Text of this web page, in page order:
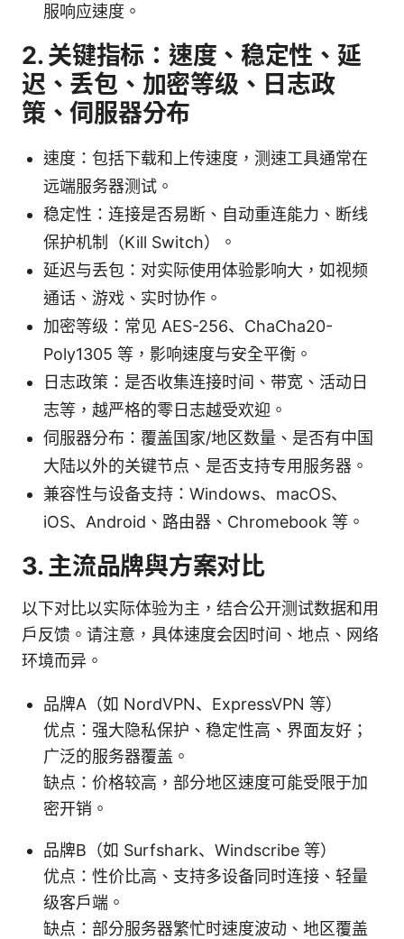
服响应速度。
2. 关键指标：速度、稳定性、延
迟、丢包、加密等级、日志政
策、伺服器分布
速度：包括下载和上传速度，测速工具通常在
远端服务器测试。
稳定性：连接是否易断、自动重连能力、断线
保护机制（Kill Switch）。
延迟与丢包：对实际使用体验影响大，如视频
通话、游戏、实时协作。
加密等级：常见 AES-256、ChaCha20-
Poly1305 等，影响速度与安全平衡。
日志政策：是否收集连接时间、带宽、活动日
志等，越严格的零日志越受欢迎。
伺服器分布：覆盖国家/地区数量、是否有中国
大陆以外的关键节点、是否支持专用服务器。
兼容性与设备支持：Windows、macOS、
iOS、Android、路由器、Chromebook 等。
3. 主流品牌與方案对比
以下对比以实际体验为主，结合公开测试数据和用
户反馈。请注意，具体速度会因时间、地点、网络
环境而异。
品牌A（如 NordVPN、ExpressVPN 等）
优点：强大隐私保护、稳定性高、界面友好；
广泛的服务器覆盖。
缺点：价格较高，部分地区速度可能受限于加
密开销。
品牌B（如 Surfshark、Windscribe 等）
优点：性价比高、支持多设备同时连接、轻量
级客户端。
缺点：部分服务器繁忙时速度波动、地区覆盖